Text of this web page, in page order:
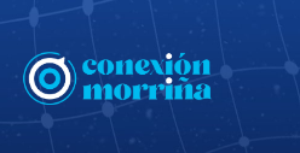
ConexionMorrina